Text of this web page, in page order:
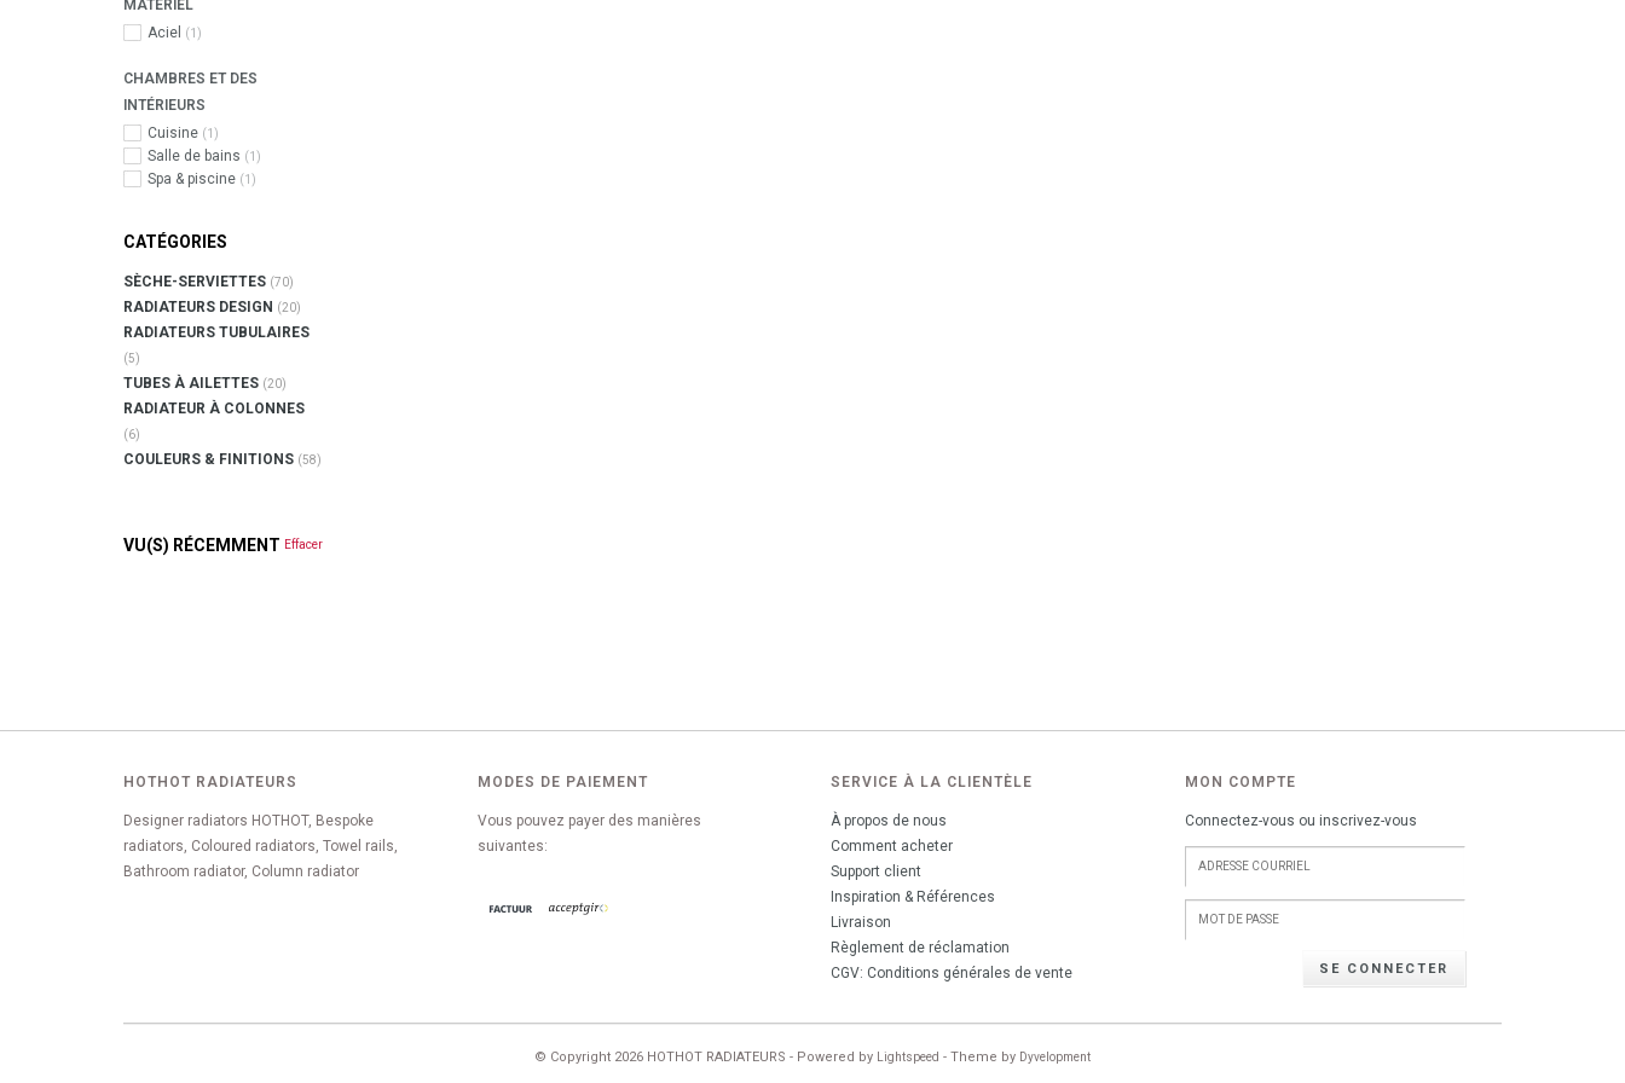
MATÉRIEL
Aciel
(1)
CHAMBRES ET DES
INTÉRIEURS
Cuisine (1)
Salle de bains (1)
Spa & piscine (1)
CATÉGORIES
SÈCHE-SERVIETTES (70)
RADIATEURS DESIGN (20)
RADIATEURS TUBULAIRES
(5)
TUBES À AILETTES (20)
RADIATEUR À COLONNES
(6)
COULEURS & FINITIONS (58)
VU(S) RÉCEMMENT Effacer
HOTHOT RADIATEURS
Designer radiators HOTHOT, Bespoke
radiators, Coloured radiators, Towel rails,
Bathroom radiator, Column radiator
MODES DE PAIEMENT
Vous pouvez payer des manières
suivantes:
SERVICE À LA CLIENTÈLE
À propos de nous
Comment acheter
Support client
Inspiration & Références
Livraison
Règlement de réclamation
CGV: Conditions générales de vente
MON COMPTE
Connectez-vous ou inscrivez-vous
SE CONNECTER
© Copyright 2026 HOTHOT RADIATEURS - Powered by Lightspeed - Theme by Dyvelopment